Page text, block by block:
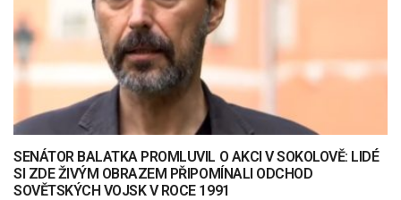
SENÁTOR BALATKA PROMLUVIL O AKCI V SOKOLOVĚ: LIDÉ
SI ZDE ŽIVÝM OBRAZEM PŘIPOMÍNALI ODCHOD
SOVĚTSKÝCH VOJSK V ROCE 1991